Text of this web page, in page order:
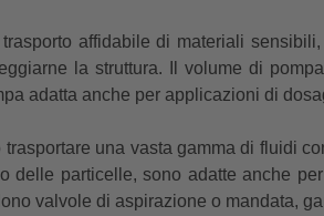
affidabile di materiali
la struttura. Il volume di
adatta anche per applicazioni di
trasportare una vasta gamma di fluidi
delle particelle, sono adatte anche
valvole di aspirazione o mandata,